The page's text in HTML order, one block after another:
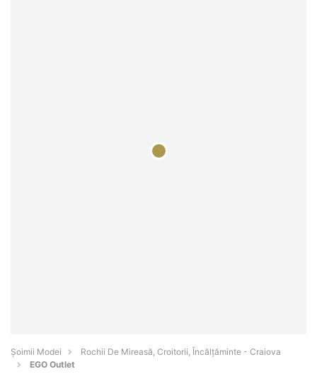
Șoimii Modei
Rochii De Mireasă, Croitorii, Încălțăminte - Craiova
EGO Outlet